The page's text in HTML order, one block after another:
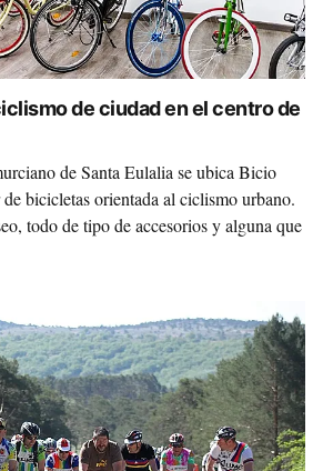
de ciudad en el centro de
de Santa Eulalia se ubica Bicio
bicicletas orientada al ciclismo urbano.
todo de tipo de accesorios y alguna que